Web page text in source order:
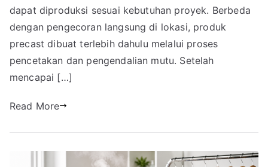
dapat diproduksi sesuai kebutuhan proyek. Berbeda
dengan pengecoran langsung di lokasi, produk
precast dibuat terlebih dahulu melalui proses
pencetakan dan pengendalian mutu. Setelah
mencapai […]
Read More